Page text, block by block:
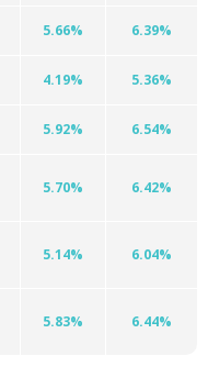
5.66% 6.39%
4.19% 5.36%
5.92% 6.54%
5.70% 6.42%
5.14% 6.04%
5.83% 6.44%